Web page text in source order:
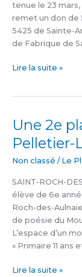
tenue le 23 mars,
remet un don de
5425 de Sainte-
de Fabrique de
Lire la suite »
Une 2e
Pelletier-
Non classé / Le
SAINT-ROCH-
élève de 6e
Roch-des-
de poésie du
L’espace d’un
« Primaire 11 ans
Une
place
pour
Pelletier-
Lebrun
Lire la suite »